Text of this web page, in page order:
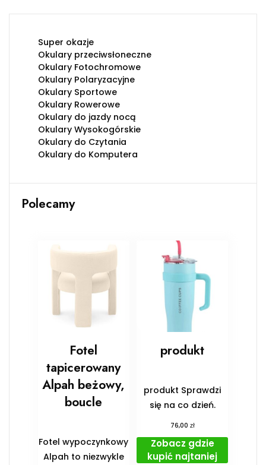
Super okazje
Okulary przeciwsłoneczne
Okulary Fotochromowe
Okulary Polaryzacyjne
Okulary Sportowe
Okulary Rowerowe
Okulary do jazdy nocą
Okulary Wysokogórskie
Okulary do Czytania
Okulary do Komputera
Polecamy
Fotel
tapicerowany
Alpah beżowy,
boucle
Fotel wypoczynkowy
Alpah to niezwykle
produkt
produkt Sprawdzi
się na co dzień.
76,00 zł
Zobacz gdzie
kupić najtaniej